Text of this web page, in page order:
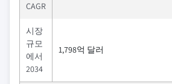
CAGR
시장
규모
에서
2034
1,798억 달러